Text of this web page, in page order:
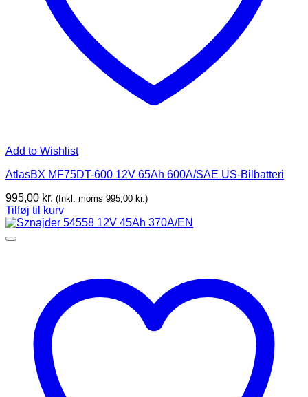
Add to Wishlist
AtlasBX MF75DT-600 12V 65Ah 600A/SAE US-Bilbatteri
995,00 kr. (Inkl. moms 995,00 kr.)
Tilføj til kurv